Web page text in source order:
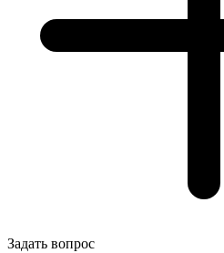
Задать вопрос